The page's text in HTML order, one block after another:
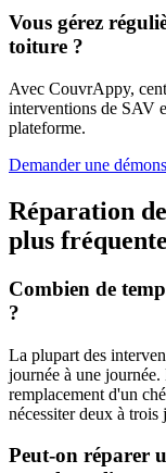
Vous gérez
toiture ?
Avec CouvrAppy,
interventions de SAV
plateforme.
Demander une
Réparation
plus
Combien de
?
La plupart des
journée à une
remplacement d'un
nécessiter deux à
Peut-on réparer